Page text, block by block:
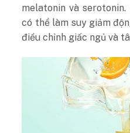
melatonin và
có thể làm suy giảm
điều chỉnh giấc ngủ và